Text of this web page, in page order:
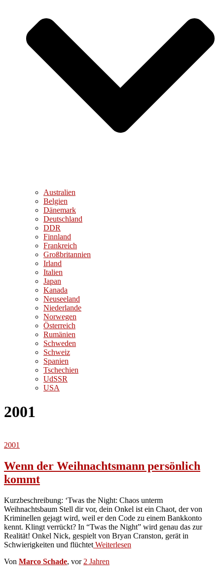
Australien
Belgien
Dänemark
Deutschland
DDR
Finnland
Frankreich
Großbritannien
Irland
Italien
Japan
Kanada
Neuseeland
Niederlande
Norwegen
Österreich
Rumänien
Schweden
Schweiz
Spanien
Tschechien
UdSSR
USA
2001
2001
Wenn der Weihnachtsmann persönlich
kommt
Kurzbeschreibung: ‘Twas the Night: Chaos unterm
Weihnachtsbaum Stell dir vor, dein Onkel ist ein Chaot, der von
Kriminellen gejagt wird, weil er den Code zu einem Bankkonto
kennt. Klingt verrückt? In “Twas the Night” wird genau das zur
Realität! Onkel Nick, gespielt von Bryan Cranston, gerät in
Schwierigkeiten und flüchtet Weiterlesen
Von Marco Schade, vor 2 Jahren